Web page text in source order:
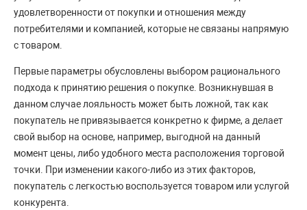
удовлетворенности от покупки и отношения между
потребителями и компанией, которые не связаны напрямую
с товаром.
Первые параметры обусловлены выбором рационального
подхода к принятию решения о покупке. Возникнувшая в
данном случае лояльность может быть ложной, так как
покупатель не привязывается конкретно к фирме, а делает
свой выбор на основе, например, выгодной на данный
момент цены, либо удобного места расположения торговой
точки. При изменении какого-либо из этих факторов,
покупатель с легкостью воспользуется товаром или услугой
конкурента.